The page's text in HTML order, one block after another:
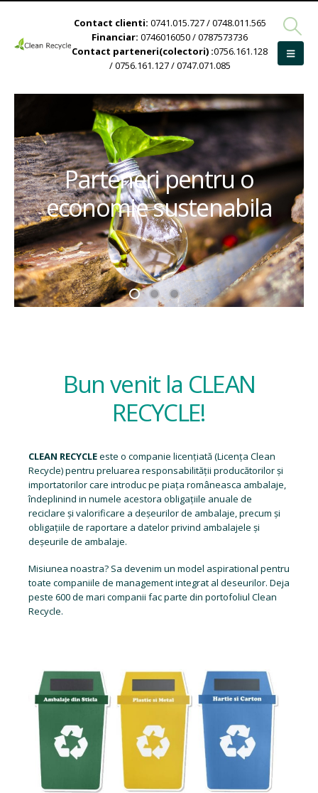
Contact clienti: 0741.015.727 / 0748.011.565
Financiar: 0746016050 / 0787573736
Contact parteneri(colectori) :0756.161.128
/ 0756.161.127 / 0747.071.085
Parteneri pentru o
economie sustenabila
Bun venit la CLEAN
RECYCLE!
CLEAN RECYCLEeste o companie licențiată (Licența Clean
Recycle) pentru preluarea responsabilității producătorilor și
importatorilor care introduc pe piața româneasca ambalaje,
îndeplinind in numele acestora obligațiile anuale de
reciclare și valorificare a deșeurilor de ambalaje, precum și
obligațiile de raportare a datelor privind ambalajele și
deșeurile de ambalaje.
Misiunea noastra? Sa devenim un model aspirational pentru
toate companiile de management integrat al deseurilor. Deja
peste 600 de mari companii fac parte din portofoliul Clean
Recycle.